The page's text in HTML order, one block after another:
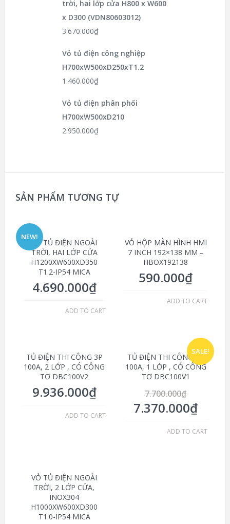
trời, hai lớp cửa H800 x W600
x D300 (VDN80603012)
3.670.000₫
Vỏ tủ điện công nghiệp
H700xW500xD250xT1.2
1.460.000₫
Vỏ tủ điện phân phối
H700xW500xD210
2.950.000₫
SẢN PHẨM TƯƠNG TỰ
NEW!
VỎ TỦ ĐIỆN NGOÀI
TRỜI, HAI LỚP CỬA
H1200XW600XD350
T1.2-IP54 MICA
4.690.000₫
ADD TO CART
VỎ HỘP MÀN HÌNH HMI
7 INCH 192×138 MM –
HBOX192138
590.000₫
ADD TO CART
TỦ ĐIỆN THI CÔNG 3P
100A, 2 LỚP , CÓ CÔNG
TƠ DBC100V2
9.936.000₫
ADD TO CART
SALE!
TỦ ĐIỆN THI CÔNG 3P
100A, 1 LỚP , CÓ CÔNG
TƠ DBC100V1
7.700.000₫
7.370.000₫
ADD TO CART
VỎ TỦ ĐIỆN NGOÀI
TRỜI, 2 LỚP CỬA,
INOX304
H1000XW600XD300
T1.0-IP54 MICA